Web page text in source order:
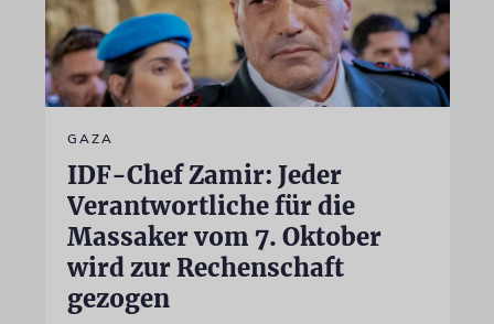
GAZA
IDF-Chef Zamir: Jeder
Verantwortliche für die
Massaker vom 7. Oktober
wird zur Rechenschaft
gezogen